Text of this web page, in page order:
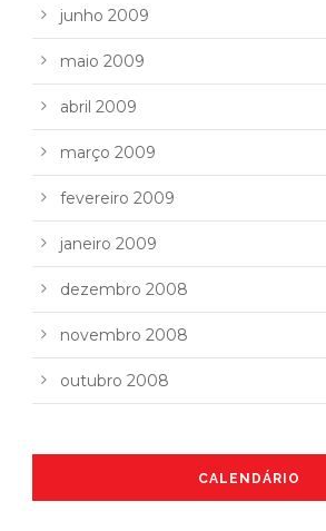
junho 2009
maio 2009
abril 2009
março 2009
fevereiro 2009
janeiro 2009
dezembro 2008
novembro 2008
outubro 2008
CALENDÁRIO